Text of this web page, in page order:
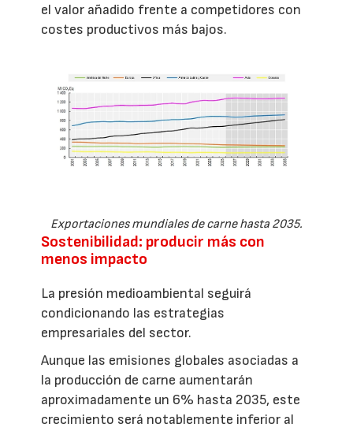
el valor añadido frente a competidores con
costes productivos más bajos.
Exportaciones mundiales de carne hasta 2035.
Sostenibilidad: producir más con
menos impacto
La presión medioambiental seguirá
condicionando las estrategias
empresariales del sector.
Aunque las emisiones globales asociadas a
la producción de carne aumentarán
aproximadamente un 6% hasta 2035, este
crecimiento será notablemente inferior al